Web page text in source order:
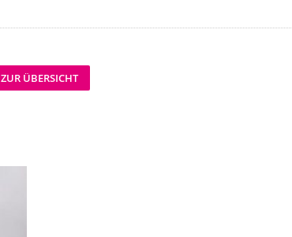
ZUR ÜBERSICHT